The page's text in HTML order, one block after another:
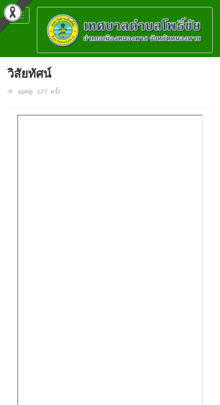
Toggle
navigation
วิสัยทัศน์
ยอดดู 127 ครั้ง